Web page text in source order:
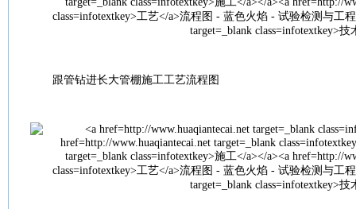
跟管钻进长大管棚施工工艺流程图